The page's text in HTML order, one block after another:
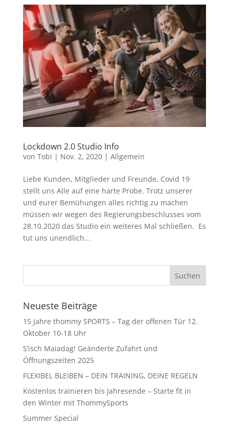
Lockdown 2.0 Studio Info
von Tobi | Nov. 2, 2020| Allgemein
Liebe Kunden, Mitglieder und Freunde, Covid 19
stellt uns Alle auf eine harte Probe. Trotz unserer
und eurer Bemühungen alles richtig zu machen
müssen wir wegen des Regierungsbeschlusses vom
28.10.2020 das Studio ein weiteres Mal schließen. Es
tut uns unendlich...
Neueste Beiträge
15 Jahre thommy SPORTS – Tag der offenen Tür 12.
Oktober 10-18 Uhr
S’isch Maiadag! Geänderte Zufahrt und
Öffnungszeiten 2025
FLEXIBEL BLEIBEN – DEIN TRAINING, DEINE REGELN
Kostenlos trainieren bis Jahresende – Starte fit in
den Winter mit ThommySports
Summer Special